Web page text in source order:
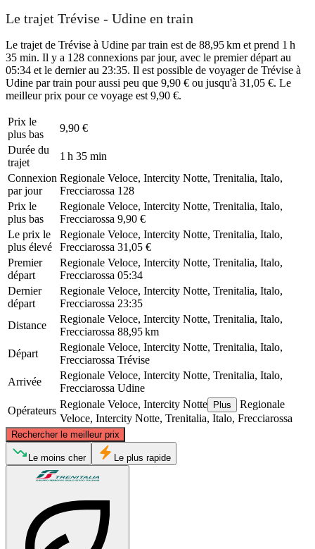
Le trajet Trévise - Udine en train
Le trajet de Trévise à Udine par train est de 88,95 km et prend 1 h
35 min. Il y a 128 connexions par jour, avec le premier départ au
05:34 et le dernier au 23:35. Il est possible de voyager de Trévise à
Udine par train pour aussi peu que 9,90 € ou jusqu'à 31,05 €. Le
meilleur prix pour ce voyage est 9,90 €.
Prix ​​le
plus bas
9,90 €
Durée du
trajet
1 h 35 min
Connexion
par jour
Regionale Veloce, Intercity Notte, Trenitalia, Italo,
Frecciarossa 128
Prix ​​le
plus bas
Regionale Veloce, Intercity Notte, Trenitalia, Italo,
Frecciarossa 9,90 €
Le prix le
plus élevé
Regionale Veloce, Intercity Notte, Trenitalia, Italo,
Frecciarossa 31,05 €
Premier
départ
Regionale Veloce, Intercity Notte, Trenitalia, Italo,
Frecciarossa 05:34
Dernier
départ
Regionale Veloce, Intercity Notte, Trenitalia, Italo,
Frecciarossa 23:35
Distance
Regionale Veloce, Intercity Notte, Trenitalia, Italo,
Frecciarossa 88,95 km
Départ
Regionale Veloce, Intercity Notte, Trenitalia, Italo,
Frecciarossa Trévise
Arrivée
Regionale Veloce, Intercity Notte, Trenitalia, Italo,
Frecciarossa Udine
Opérateurs
Regionale Veloce, Intercity Notte Plus
Regionale
Veloce, Intercity Notte, Trenitalia, Italo, Frecciarossa
Rechercher le meilleur prix
©CARTO, ©OpenStreetMapcontributors
Le moins cher Le plus rapide